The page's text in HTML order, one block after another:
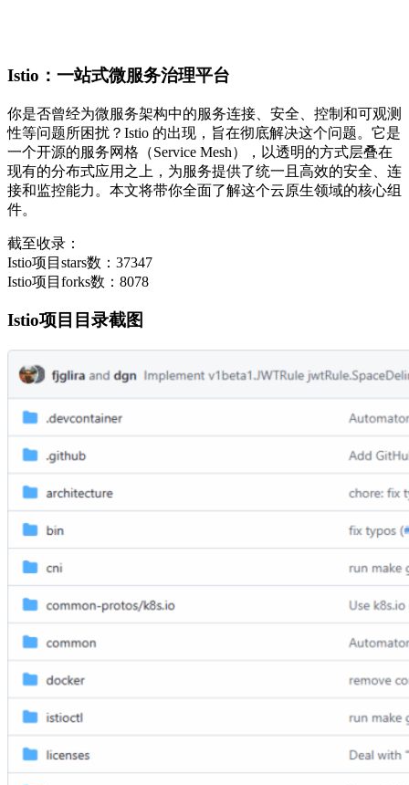
Istio：一站式微服务治理平台
你是否曾经为微服务架构中的服务连接、安全、控制和可观测
性等问题所困扰？Istio 的出现，旨在彻底解决这个问题。它是
一个开源的服务网格（Service Mesh），以透明的方式层叠在
现有的分布式应用之上，为服务提供了统一且高效的安全、连
接和监控能力。本文将带你全面了解这个云原生领域的核心组
件。
截至收录：
Istio项目stars数：37347
Istio项目forks数：8078
Istio项目目录截图